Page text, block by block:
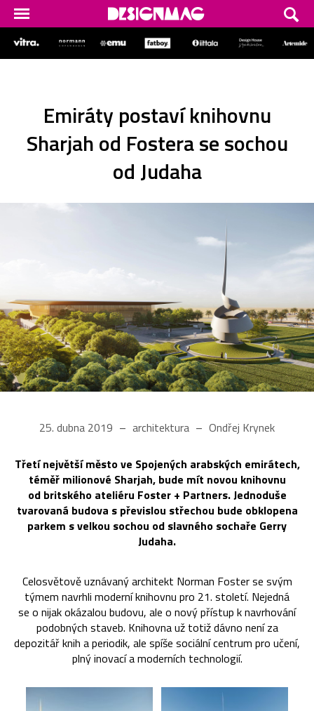
Emiráty postaví knihovnu
Sharjah od Fostera se sochou
od Judaha
25. dubna 2019 architektura Ondřej Krynek
Třetí největší město ve Spojených arabských emirátech,
téměř milionové Sharjah, bude mít novou knihovnu
od britského ateliéru Foster + Partners. Jednoduše
tvarovaná budova s převislou střechou bude obklopena
parkem s velkou sochou od slavného sochaře Gerry
Judaha.
Celosvětově uznávaný architekt Norman Foster se svým
týmem navrhli moderní knihovnu pro 21. století. Nejedná
se o nijak okázalou budovu, ale o nový přístup k navrhování
podobných staveb. Knihovna už totiž dávno není za
depozitář knih a periodik, ale spíše sociální centrum pro učení,
plný inovací a moderních technologií.